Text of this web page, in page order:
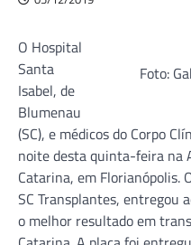
Foto:
O Hospital
Santa
Isabel, de
Blumenau
(SC), e médicos do Corpo
noite desta quinta-feira na
Catarina, em Florianópolis.
SC Transplantes, entregou
o melhor resultado em